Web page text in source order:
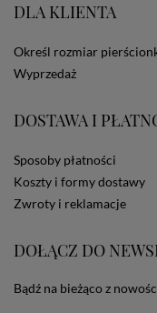
anonimowych
portale
dotyczących
użytkownika.
informacji o
DLA KLIENTA
Określ rozmiar
Wyprzedaż
DOSTAWA I
Sposoby płatności
Koszty i formy dostawy
Zwroty i reklamacje
DOŁĄCZ DO
Bądź na bieżąco z